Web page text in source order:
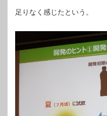
足りなく感じたという。